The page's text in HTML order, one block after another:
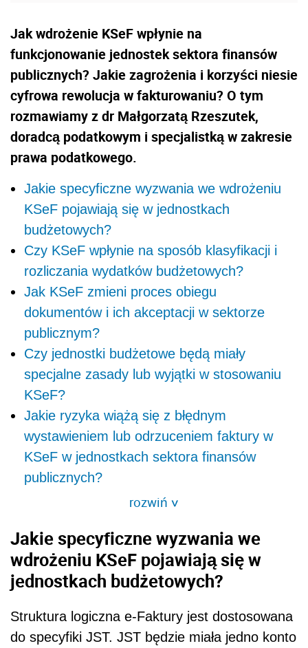
Jak wdrożenie KSeF wpłynie na
funkcjonowanie jednostek sektora finansów
publicznych? Jakie zagrożenia i korzyści niesie
cyfrowa rewolucja w fakturowaniu? O tym
rozmawiamy z dr Małgorzatą Rzeszutek,
doradcą podatkowym i specjalistką w zakresie
prawa podatkowego.
Jakie specyficzne wyzwania we wdrożeniu
KSeF pojawiają się w jednostkach
budżetowych?
Czy KSeF wpłynie na sposób klasyfikacji i
rozliczania wydatków budżetowych?
Jak KSeF zmieni proces obiegu
dokumentów i ich akceptacji w sektorze
publicznym?
Czy jednostki budżetowe będą miały
specjalne zasady lub wyjątki w stosowaniu
KSeF?
Jakie ryzyka wiążą się z błędnym
wystawieniem lub odrzuceniem faktury w
KSeF w jednostkach sektora finansów
publicznych?
rozwiń>
Jakie specyficzne wyzwania we
wdrożeniu KSeF pojawiają się w
jednostkach budżetowych?
Struktura logiczna e-Faktury jest dostosowana
do specyfiki JST. JST będzie miała jedno konto